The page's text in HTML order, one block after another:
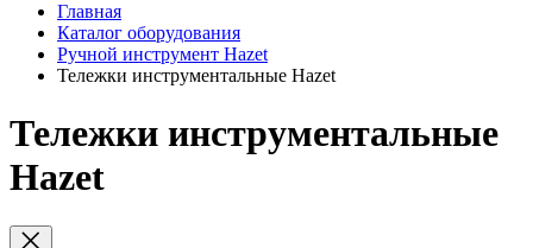
Главная
Каталог оборудования
Ручной инструмент Hazet
Тележки инструментальные Hazet
Тележки инструментальные
Hazet